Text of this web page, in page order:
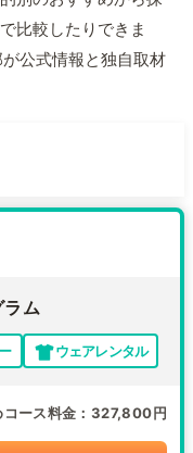
比較したりできま
公式情報と独自取材
ム
ウェアレンタル
コース料金 327,800円